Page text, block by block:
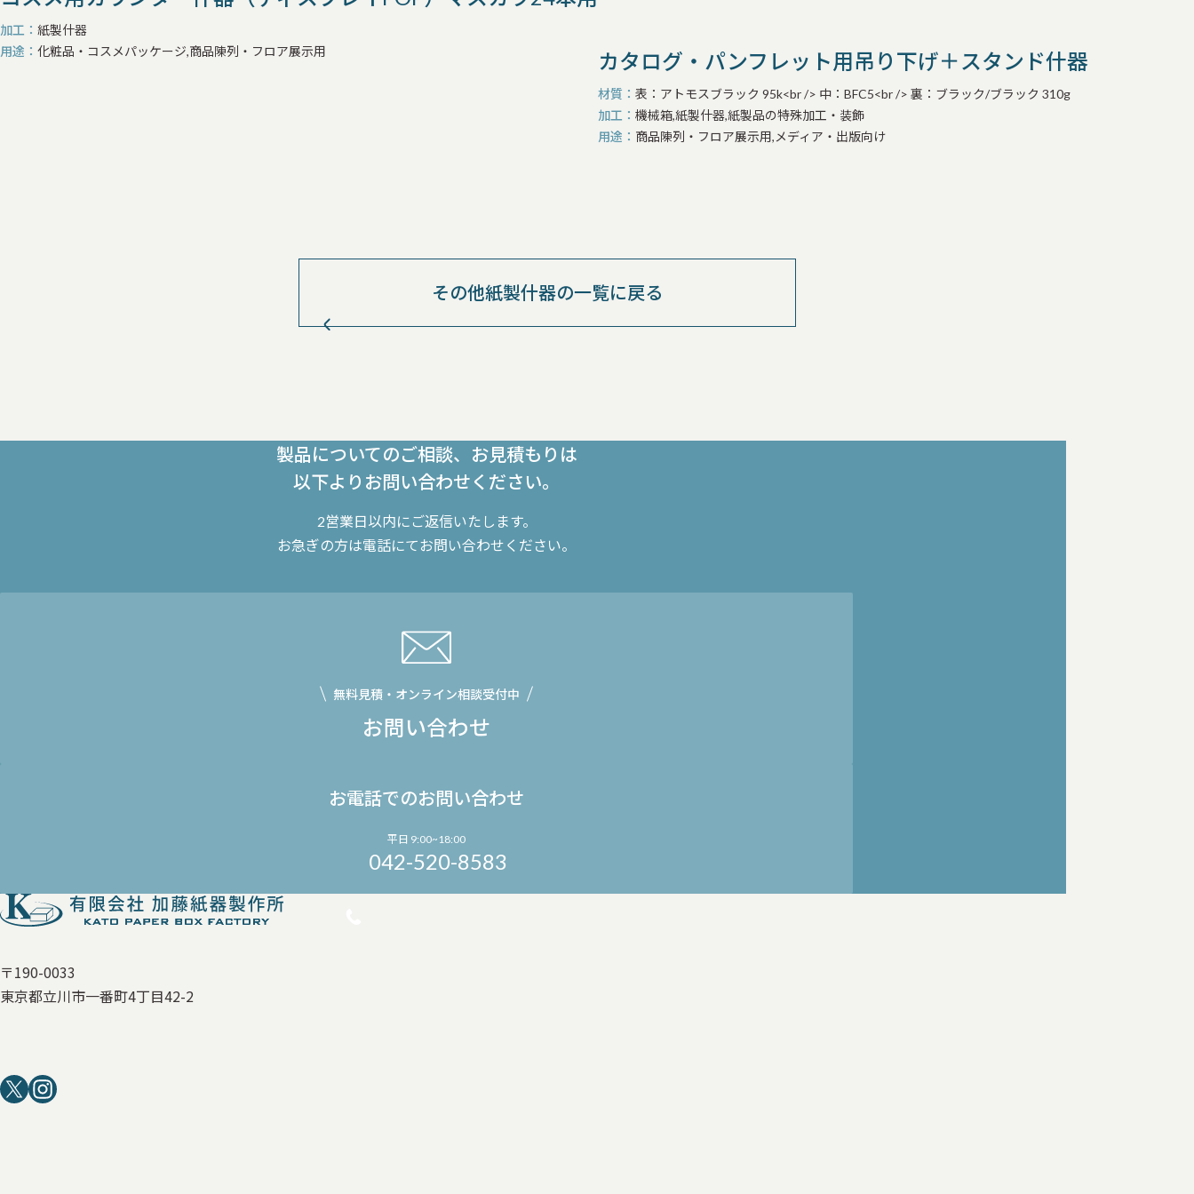
加工
紙製什器
用途
化粧品・コスメパッケージ,商品陳列・フロア展示用 カタログ・パンフレット用吊り下げ＋スタンド什器（ディス
材質
表：アトモスブラック 95k<br /> 中：BFC5<br /> 裏：ブラック/ブラック 310g
加工
機械箱,紙製什器,紙製品の特殊加工・装飾
用途
商品陳列・フロア展示用,メディア・出版向け
その他紙製什器の一覧に戻る
製品についてのご相談、お見積もりは
以下よりお問い合わせください。
2営業日以内にご返信いたします。
お急ぎの方は電話にてお問い合わせください。
無料見積・オンライン相談受付中
お問い合わせ
お電話でのお問い合わせ
平日 9:00~18:00
042-520-8583
〒190-0033
東京都立川市一番町4丁目42-2